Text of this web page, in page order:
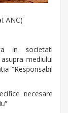
ANC)
in societati
mediului
“Responsabil
necesare